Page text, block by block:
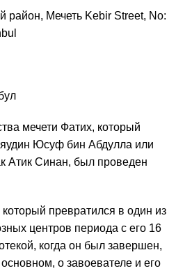
район, Мечеть Kebir Street, No:
мечети Фатих, который
Юсуф бин Абдулла или
Атик Синан, был проведен
превратился в один из
центров периода с его 16
когда он был завершен,
о завоевателе и его